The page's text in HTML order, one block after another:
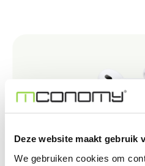
Deze website maakt gebruik
We gebruiken cookies om